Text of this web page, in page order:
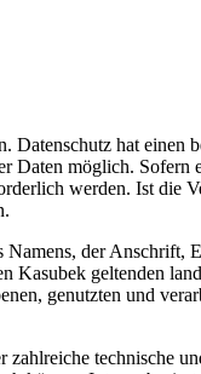
Datenschutz hat
möglich.
werden. Ist die
der
geltenden
genutzten und
technische